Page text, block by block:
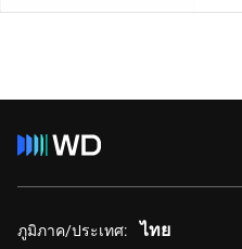
ภูมิภาค/ประเทศ: ไทย